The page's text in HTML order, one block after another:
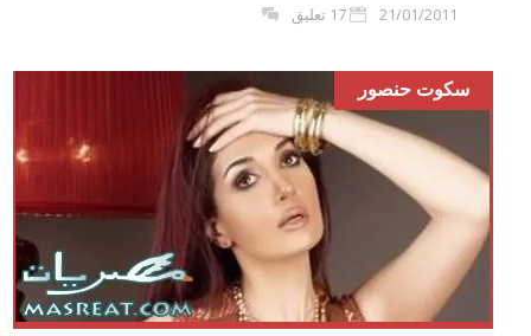
21/01/2011 17 تعليق
سكوت حنصور